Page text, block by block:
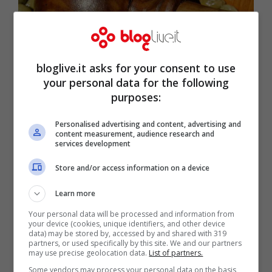
Foto di CouleurdaPixabay
Per eseguire la
olive e pomodorini
tagliare finemente la salvia, sminuzzare le
olivee tagliare in quattro ipomodorini.
Prendete una padella e fate soffriggere
bloglive.it asks for your consent to use
your personal data for the following
purposes:
Personalised advertising and content, advertising and
content measurement, audience research and
services development
Store and/or access information on a device
Learn more
Your personal data will be processed and information from
your device (cookies, unique identifiers, and other device
data) may be stored by, accessed by and shared with 319
partners, or used specifically by this site. We and our partners
may use precise geolocation data. List of partners.
Some vendors may process your personal data on the basis